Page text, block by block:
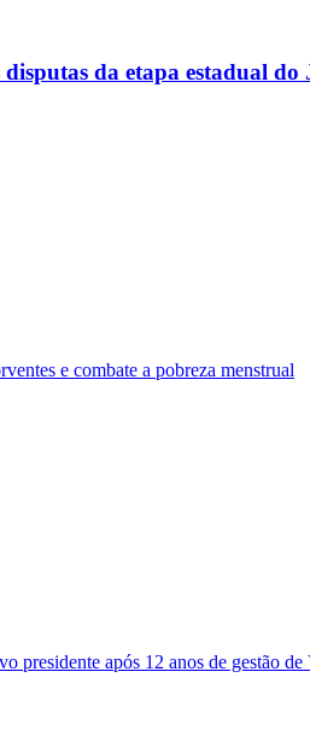
da etapa estadual
e combate a pobreza menstrual
presidente após 12 anos de gestão